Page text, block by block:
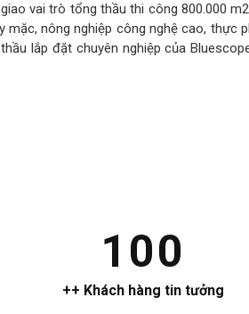
vai trò tổng thầu thi công 800.000
nông nghiệp công nghệ cao, thực
lắp đặt chuyên nghiệp của
100
++ Khách hàng tin tưởng